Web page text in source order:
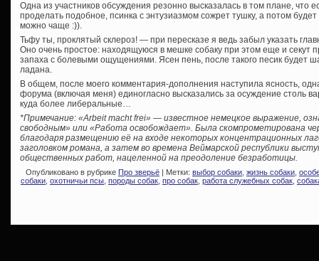
Одна из участников обсуждения резонно высказалась в том плане, что
проделать подобное, псинка с энтузиазмом сожрет тушку, а потом будет
можно чаще :)).
Тьфу ты, проклятый склероз! — при пересказе я ведь забыл указать
Оно очень простое: находящуюся в мешке собаку при этом еще и секут
запаха с болевыми ощущениями. Ясен пень, после такого песик будет
ладана.
В общем, после моего комментария-дополнения наступила ясность,
форума (включая меня) единогласно высказались за осуждение столь
куда более либеральные…
*Примечание: «Arbeit macht frei» — известное немецкое выражение,
свободным» или «Работа освобождает». Была скомпрометирована
благодаря размещению её на входе некоторых концентрационных
заголовком романа, а затем во времена Веймарской республики
общественных работ, нацеленной на преодоление безработицы.
Опубликовано в рубрике Про зверьё | Метки: выбор собаки жизнь собаки
собаки охотничьи псы породы собак про собак работа служебных собак